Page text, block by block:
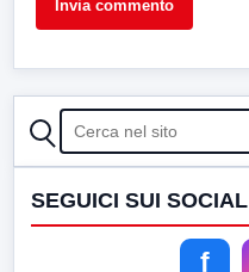
CERCA
SEGUICI SUI SOCIAL
f